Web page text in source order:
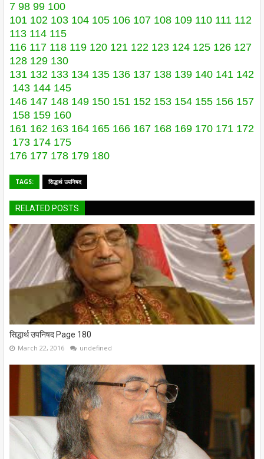
7 98 99 100
101 102 103 104 105 106 107 108 109 110 111 112
113 114 115
116 117 118 119 120 121 122 123 124 125 126 127
128 129 130
131 132 133 134 135 136 137 138 139 140 141 142
143 144 145
146 147 148 149 150 151 152 153 154 155 156 157
158 159 160
161 162 163 164 165 166 167 168 169 170 171 172
173 174 175
176 177 178 179 180
TAGS: सिद्धार्थ उपनिषद
RELATED POSTS
सिद्धार्थ उपनिषद Page 180
March 22, 2016 undefined